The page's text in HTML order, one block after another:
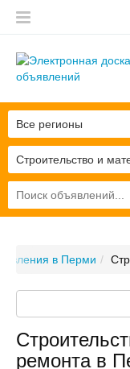
Строительство и
Все регионы
в Перми
ремонта в